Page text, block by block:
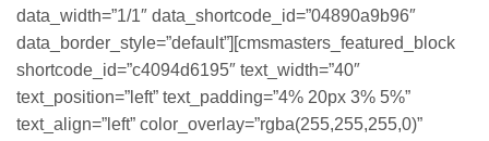
data_width=”1/1″ data_shortcode_id=”04890a9b96″
data_border_style=”default”][cmsmasters_featured_block
shortcode_id=”c4094d6195″ text_width=”40″
text_position=”left” text_padding=”4% 20px 3% 5%”
text_align=”left” color_overlay=”rgba(255,255,255,0)”